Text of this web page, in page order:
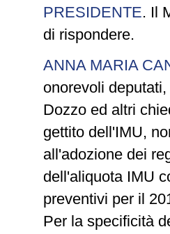
PRESIDENTE. Il
di rispondere.
ANNA MARIA
onorevoli
Dozzo ed altri
gettito dell'IMU,
all'adozione dei
dell'aliquota IMU
preventivi per il
Per la specificità